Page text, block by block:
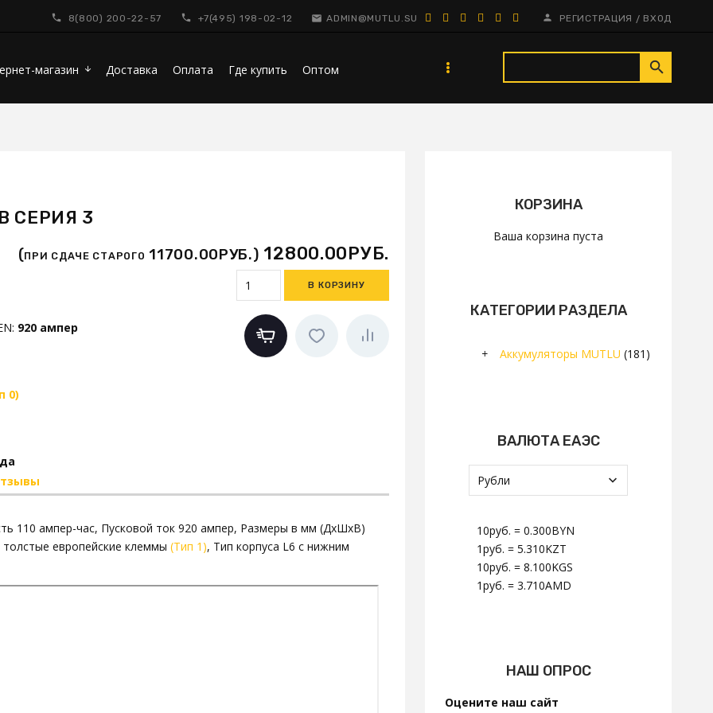
8(800) 200-22-57 +7(495) 198-02-12 ADMIN@MUTLU.SU РЕГИСТРАЦИЯ / ВХОД
магазин arrow_downward Доставка Оплата Где купить Оптом
КОРЗИНА
Ваша корзина пуста
КАТЕГОРИИ РАЗДЕЛА
+ Аккумуляторы MUTLU (181)
ВАЛЮТА ЕАЭС
10руб. = 0.300BYN
1руб. = 5.310KZT
10руб. = 8.100KGS
1руб. = 3.710AMD
НАШ ОПРОС
Оцените наш сайт
СЕРИЯ 3
(ПРИ СДАЧЕ СТАРОГО 11700.00РУБ.) 12800.00РУБ.
: 920 ампер
0)
110 ампер-час, Пусковой ток 920 ампер, Размеры в мм (ДxШxВ)
европейские клеммы (Тип 1), Тип корпуса L6 с нижним